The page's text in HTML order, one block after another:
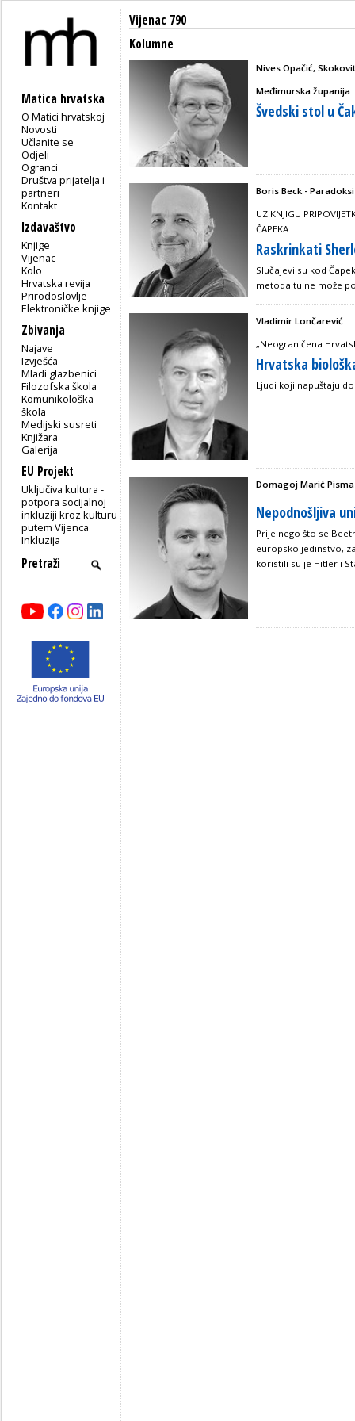
Matica hrvatska
O Matici hrvatskoj
Novosti
Učlanite se
Odjeli
Ogranci
Društva prijatelja i
partneri
Kontakt
Izdavaštvo
Knjige
Vijenac
Kolo
Hrvatska revija
Prirodoslovlje
Elektroničke knjige
Zbivanja
Najave
Izvješća
Mladi glazbenici
Filozofska škola
Komunikološka
škola
Medijski susreti
Knjižara
Galerija
EU Projekt
Uključiva kultura -
potpora socijalnoj
inkluziji kroz kulturu
putem Vijenca
Inkluzija
Vijenac 790
Kolumne
Nives Opačić,
Međimurska županija
Švedski stol u
Boris Beck -
UZ KNJIGU
ČAPEKA
Raskrinkati
Slučajevi su kod
metoda tu ne može
Vladimir Lončarević
„Neograničena
Hrvatska
Ljudi koji napuštaju
Domagoj Marić
Nepodnošljiva
Prije nego što se
europsko jedinstvo,
koristili su je Hitler i